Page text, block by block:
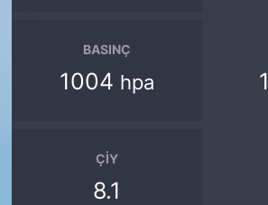
BASINÇ
1004 hpa
ÇIY
8.1